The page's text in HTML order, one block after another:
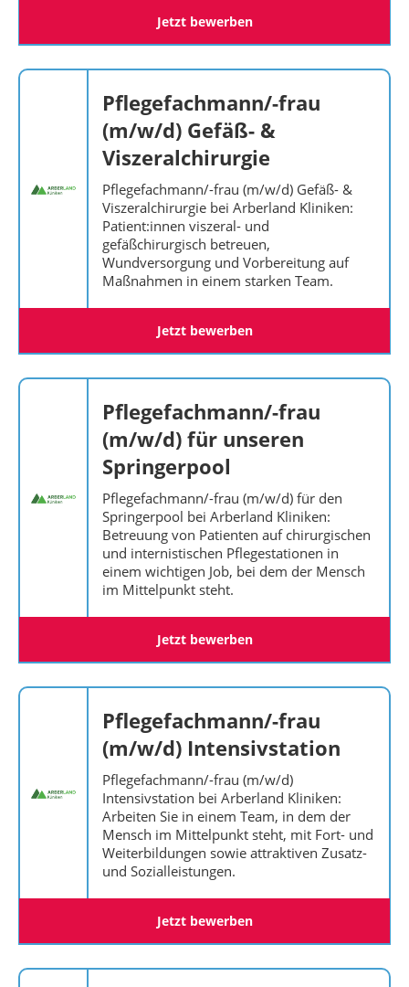
Jetzt bewerben
Pflegefachmann/-frau
(m/w/d) Gefäß- &
Viszeralchirurgie
Pflegefachmann/-frau (m/w/d) Gefäß- &
Viszeralchirurgie bei Arberland Kliniken:
Patient:innen viszeral- und
gefäßchirurgisch betreuen,
Wundversorgung und Vorbereitung auf
Maßnahmen in einem starken Team.
Jetzt bewerben
Pflegefachmann/-frau
(m/w/d) für unseren
Springerpool
Pflegefachmann/-frau (m/w/d) für den
Springerpool bei Arberland Kliniken:
Betreuung von Patienten auf chirurgischen
und internistischen Pflegestationen in
einem wichtigen Job, bei dem der Mensch
im Mittelpunkt steht.
Jetzt bewerben
Pflegefachmann/-frau
(m/w/d) Intensivstation
Pflegefachmann/-frau (m/w/d)
Intensivstation bei Arberland Kliniken:
Arbeiten Sie in einem Team, in dem der
Mensch im Mittelpunkt steht, mit Fort- und
Weiterbildungen sowie attraktiven Zusatz-
und Sozialleistungen.
Jetzt bewerben